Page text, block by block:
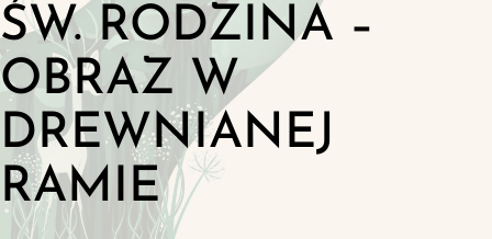
ŚW. RODZINA –
OBRAZ W
DREWNIANEJ
RAMIE